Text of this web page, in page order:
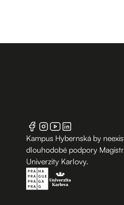
Kampus Hybernská by
dlouhodobé podpory
Univerzity Karlovy.